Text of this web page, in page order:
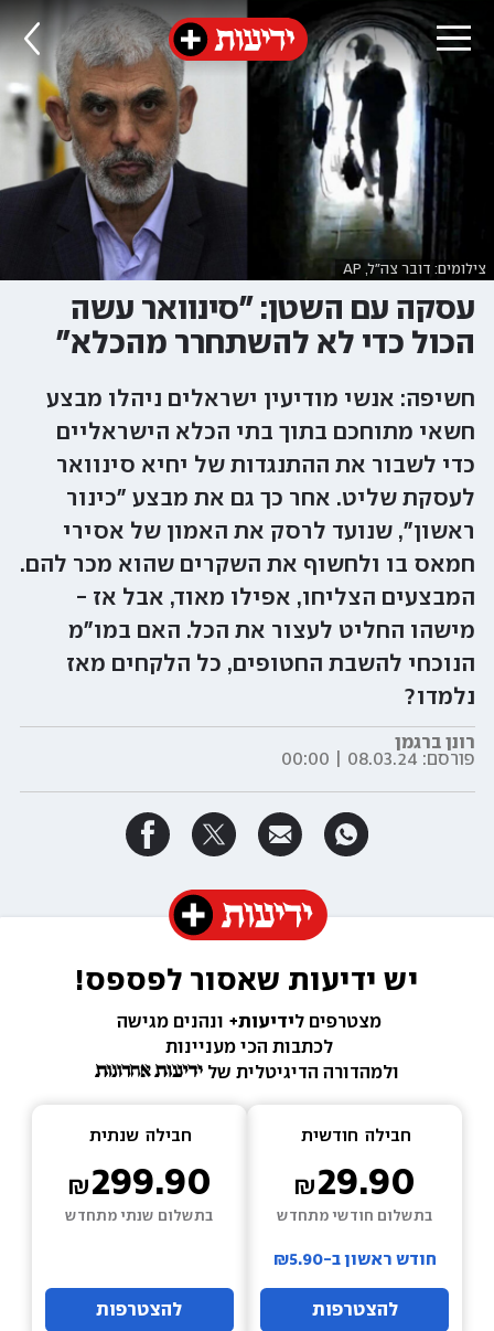
צילומים: דובר צה"ל, AP
עסקה עם השטן: "סינוואר עשה
הכול כדי לא להשתחרר מהכלא"
חשיפה: אנשי מודיעין ישראלים ניהלו מבצע
חשאי מתוחכם בתוך בתי הכלא הישראליים
כדי לשבור את ההתנגדות של יחיא סינוואר
לעסקת שליט. אחר כך גם את מבצע "כינור
ראשון", שנועד לרסק את האמון של אסירי
חמאס בו ולחשוף את השקרים שהוא מכר להם.
המבצעים הצליחו, אפילו מאוד, אבל אז -
מישהו החליט לעצור את הכל. האם במו"מ
הנוכחי להשבת החטופים, כל הלקחים מאז
נלמדו?
רונן ברגמן
פורסם: 08.03.24 | 00:00
יש ידיעות שאסור לפספס!
מצטרפים לידיעות+ ונהנים מגישה
לכתבות הכי מעניינות
ולמהדורה הדיגיטלית של
חבילה חודשית
29.90
בתשלום חודשי מתחדש
חודש ראשון ב-₪5.90
להצטרפות
חבילה שנתית
299.90
בתשלום שנתי מתחדש
להצטרפות